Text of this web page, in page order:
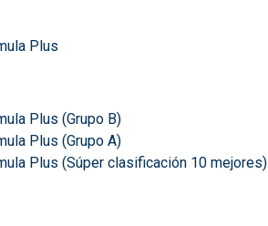
Plus
Plus (Grupo B)
Plus (Grupo A)
Plus (Súper clasificación 10 mejores)